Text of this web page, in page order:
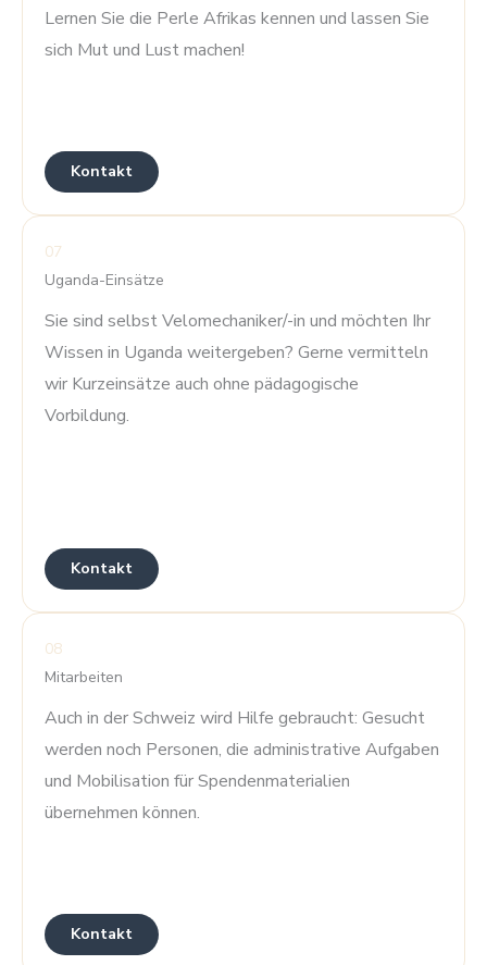
Lernen Sie die Perle Afrikas kennen und lassen Sie
sich Mut und Lust machen!
Kontakt
07
Uganda-Einsätze
Sie sind selbst Velomechaniker/-in und möchten Ihr
Wissen in Uganda weitergeben? Gerne vermitteln
wir Kurzeinsätze auch ohne pädagogische
Vorbildung.
Kontakt
08
Mitarbeiten
Auch in der Schweiz wird Hilfe gebraucht: Gesucht
werden noch Personen, die administrative Aufgaben
und Mobilisation für Spendenmaterialien
übernehmen können.
Kontakt